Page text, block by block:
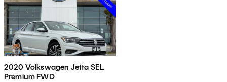
2020 Volkswagen Jetta SEL
Premium FWD